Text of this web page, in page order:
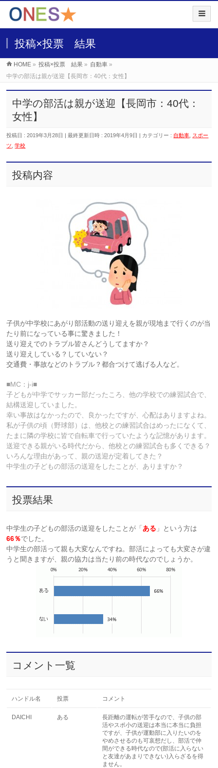
投稿×投票 結果
HOME » 投稿×投票 結果 » 自動車 »
中学の部活は親が送迎【長岡市：40代：女性】
中学の部活は親が送迎【長岡市：40代：
女性】
投稿日 : 2019年3月28日 最終更新日時 : 2019年4月9日 カテゴリー : 自動車 スポー
ツ ,学校
投稿内容
子供が中学校にあがり部活動の送り迎えを親が現地まで行くのが当
たり前になっている事に驚きました！
送り迎えでのトラブル皆さんどうしてますか？
送り迎えしている？していない？
交通費・事故などのトラブル？都合つけて逃げる人など。
■MC：j-i■
子どもが中学でサッカー部だったころ、他の学校での練習試合で、
結構送迎していました。
幸い事故はなかったので、良かったですが、心配はありますよね。
私が子供の頃（野球部）は、他校との練習試合はめったになくて、
たまに隣の学校に皆で自転車で行っていたような記憶があります。
送迎できる親がいる時代だから、他校との練習試合も多くできる？
いろんな理由があって、親の送迎が定着してきた？
中学生の子どもの部活の送迎をしたことが、ありますか？
投票結果
中学生の子どもの部活の送迎をしたことが「 ある 」という方は
66％でした。
中学生の部活って親も大変なんですね。部活によっても大変さが違
うと聞きますが、親の協力は当たり前の時代なのでしょうか。
コメント一覧
ハンドル名 投票 コメント
DAICHI ある
長距離の運転が苦手なので、子供の部
活やスポ小の送迎は本当に本当に負担
ですが、子供が運動部に入りたいのを
やめさせるのも可哀想だし、部活で仲
間ができる時代なので(部活に入らない
と友達があまりできない)入らざるを得
ません。